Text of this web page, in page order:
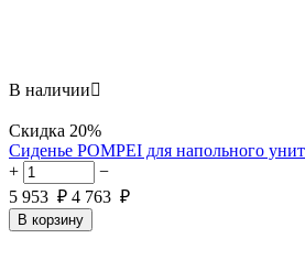
В наличии
Скидка 20%
Сиденье POMPEI для напольного
+
−
5 953 ₽ 4 763 ₽
В корзину